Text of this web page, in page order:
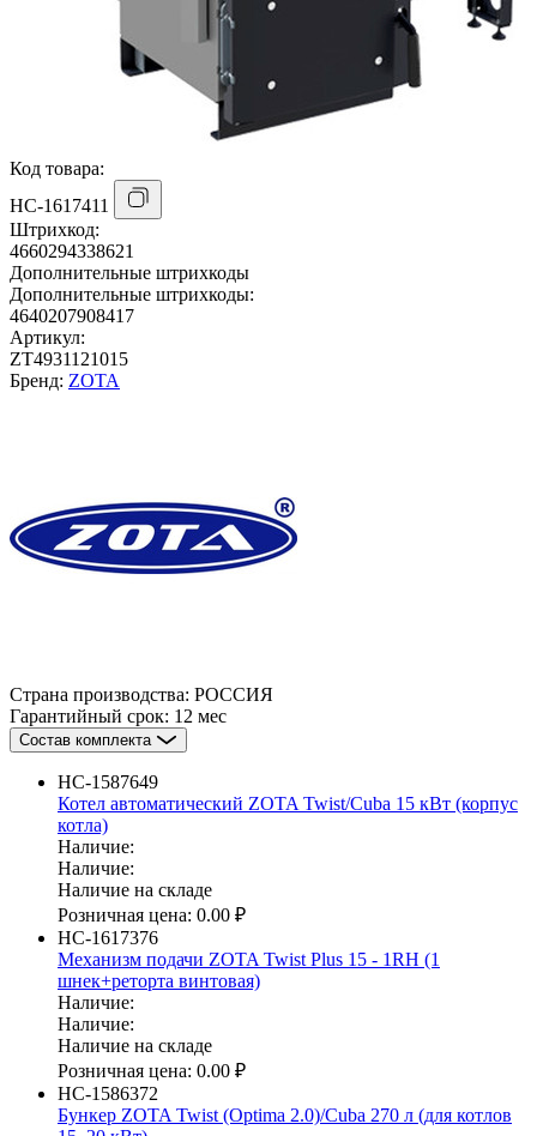
Код товара:
НС-1617411
Штрихкод:
4660294338621
Дополнительные штрихкоды
Дополнительные штрихкоды:
4640207908417
Артикул:
ZT4931121015
Бренд: ZOTA
Страна производства: РОССИЯ
Гарантийный срок: 12 мес
Состав комплекта
НС-1587649
Котел автоматический ZOTA Twist/Cuba 15 кВт (корпус
котла)
Наличие:
Наличие:
Наличие на складе
Розничная цена: 0.00 ₽
НС-1617376
Механизм подачи ZOTA Twist Plus 15 - 1RH (1
шнек+реторта винтовая)
Наличие:
Наличие:
Наличие на складе
Розничная цена: 0.00 ₽
НС-1586372
Бункер ZOTA Twist (Optima 2.0)/Cuba 270 л (для котлов